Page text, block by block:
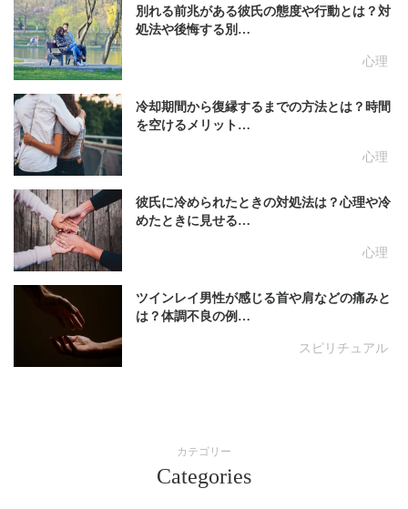
心理
別れる前兆がある彼氏の態度や行動とは？対
処法や後悔する別…
心理
冷却期間から復縁するまでの方法とは？時間
を空けるメリット…
心理
彼氏に冷められたときの対処法は？心理や冷
めたときに見せる…
スピリチュアル
ツインレイ男性が感じる首や肩などの痛みと
は？体調不良の例…
カテゴリー
Categories